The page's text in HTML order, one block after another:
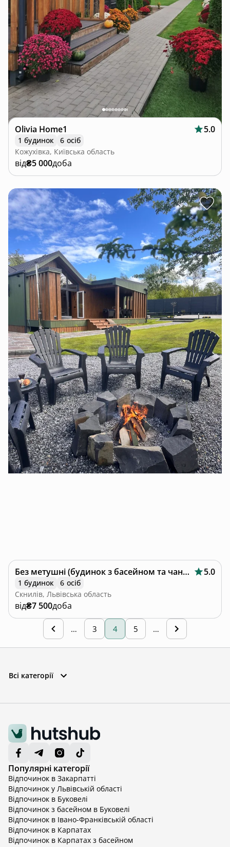
Olivia Home1 5.0
1 будинок
6 осіб
Кожухівка, Київська область
від₴5 000доба
Без метушні (будинок з басейном та чаном) 5.0
1 будинок
6 осіб
Скнилів, Львівська область
від₴7 500доба
… 3 4 5 …
Всі категорії
Популярні категорії
Відпочинок в Закарпатті
Відпочинок у Львівській області
Відпочинок в Буковелі
Відпочинок з басейном в Буковелі
Відпочинок в Івано-Франківській області
Відпочинок в Карпатах
Відпочинок в Карпатах з басейном